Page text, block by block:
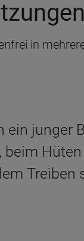
in
junger
Treiben